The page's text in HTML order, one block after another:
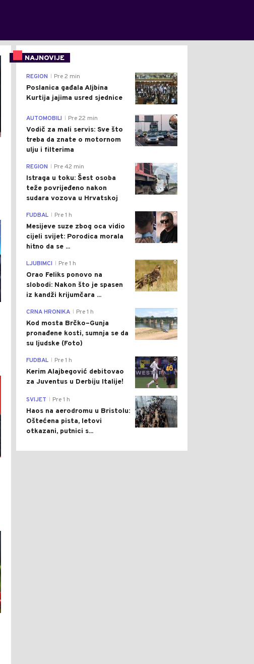
NAJNOVIJE
0
REGION Pre 2 min
Poslanica gađala Aljbina
Kurtija jajima usred sjednice
0
AUTOMOBILI Pre 22 min
Vodič za mali servis: Sve što
treba da znate o motornom
ulju i filterima
0
REGION Pre 42 min
Istraga u toku: Šest osoba
teže povrijeđeno nakon
sudara vozova u Hrvatskoj
0
FUDBAL Pre 1 h
Mesijeve suze zbog oca vidio
cijeli svijet: Porodica morala
hitno da se ...
0
LJUBIMCI Pre 1 h
Orao Feliks ponovo na
slobodi: Nakon što je spasen
iz kandži krijumčara ...
0
CRNA HRONIKA Pre 1 h
Kod mosta Brčko–Gunja
pronađene kosti, sumnja se da
su ljudske (Foto)
0
FUDBAL Pre 1 h
Kerim Alajbegović debitovao
za Juventus u Derbiju Italije!
0
SVIJET Pre 1 h
Haos na aerodromu u Bristolu:
Oštećena pista, letovi
otkazani, putnici s...